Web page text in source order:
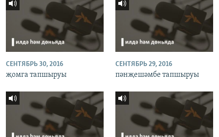
СЕНТЯБРЬ 30, 2016
җомга тапшыруы
СЕНТЯБРЬ 29, 2016
пәнҗешәмбе тапшыруы